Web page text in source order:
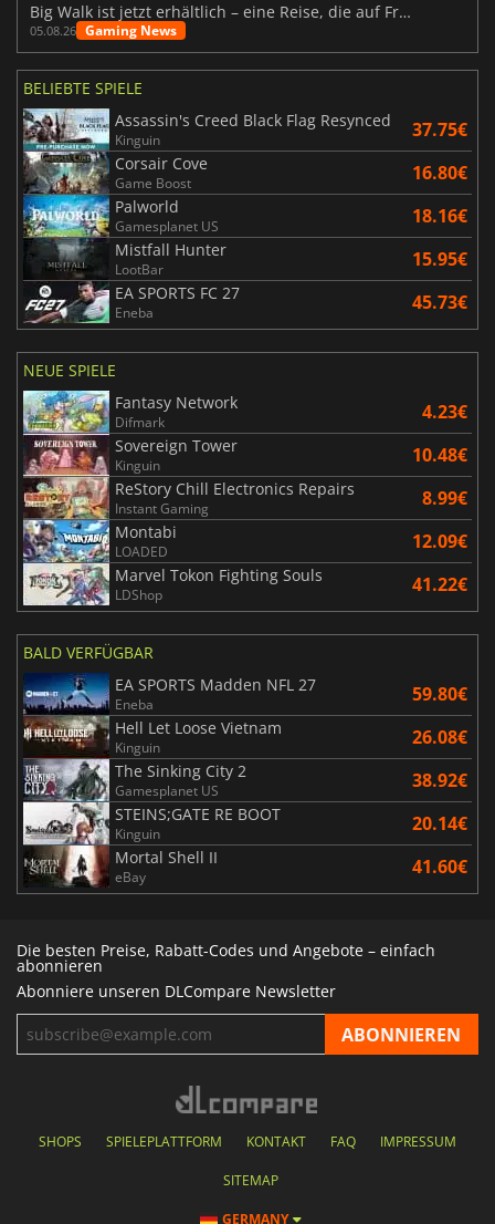
Big Walk ist jetzt erhältlich – eine Reise, die auf Freundschaft basiert
05.08.26 Gaming News
BELIEBTE SPIELE
Assassin's Creed Black Flag Resynced
Kinguin 37.75€
Corsair Cove
Game Boost 16.80€
Palworld
Gamesplanet US 18.16€
Mistfall Hunter
LootBar 15.95€
EA SPORTS FC 27
Eneba 45.73€
NEUE SPIELE
Fantasy Network
Difmark 4.23€
Sovereign Tower
Kinguin 10.48€
ReStory Chill Electronics Repairs
Instant Gaming 8.99€
Montabi
LOADED 12.09€
Marvel Tokon Fighting Souls
LDShop 41.22€
BALD VERFÜGBAR
EA SPORTS Madden NFL 27
Eneba 59.80€
Hell Let Loose Vietnam
Kinguin 26.08€
The Sinking City 2
Gamesplanet US 38.92€
STEINS;GATE RE BOOT
Kinguin 20.14€
Mortal Shell II
eBay 41.60€
Die besten Preise, Rabatt-Codes und Angebote – einfach
abonnieren
Abonniere unseren DLCompare Newsletter
SHOPS SPIELEPLATTFORM KONTAKT FAQ IMPRESSUM
SITEMAP
GERMANY